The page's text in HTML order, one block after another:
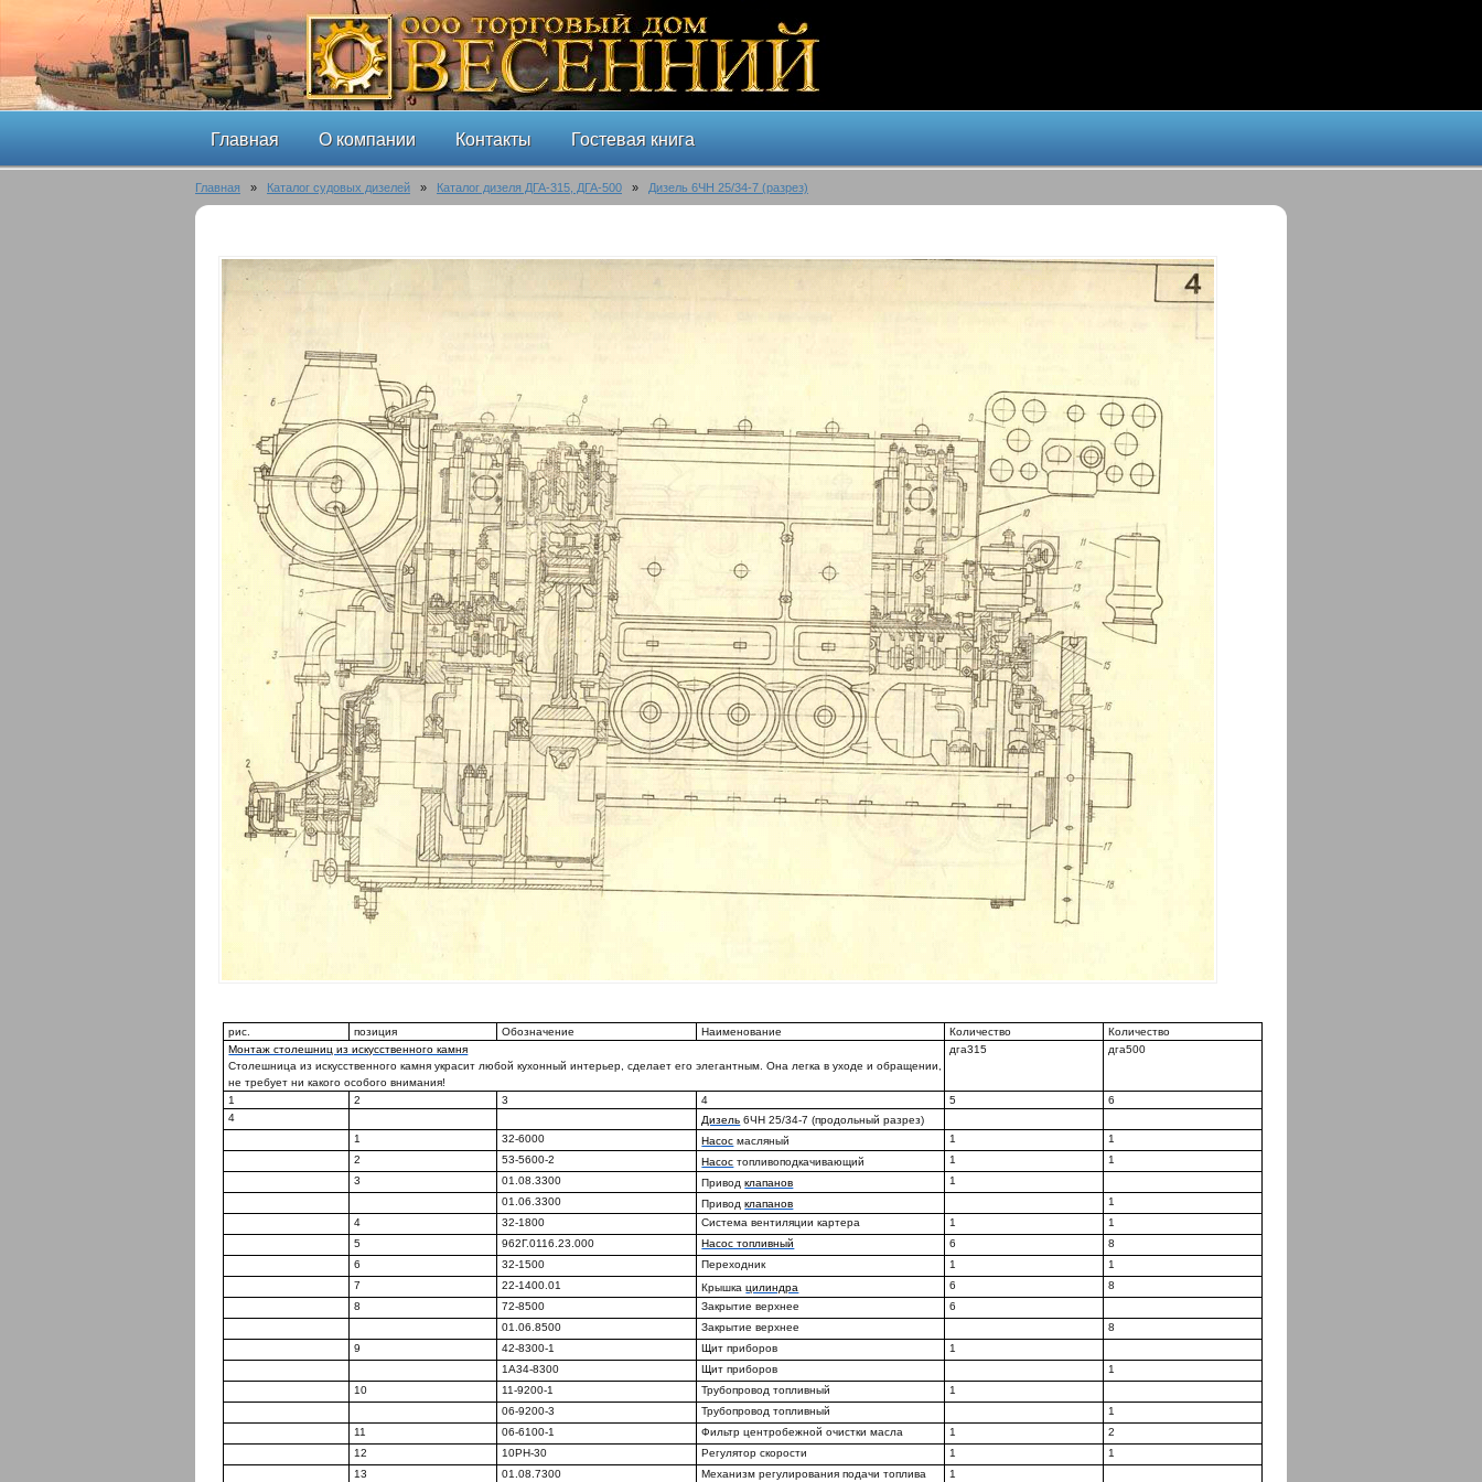
Главная О компании Контакты Гостевая книга
Главная » Каталог судовых дизелей » Каталог дизеля ДГА-315, ДГА-500 » Дизель 6ЧН 25/34-7 (разрез)
рис. позиция Обозначение Наименование Количество
Количество
Монтаж столешниц из искусственного камня
Столешница из искусственного камня украсит любой кухонный интерьер, сделает его элегантным. Она легка в уходе и обращении,
не требует ни какого особого внимания!
дга315 дга500
1 2 3 4 5
6
4
Дизель 6ЧН 25/34-7 (продольный разрез)
1
32-6000 Насос масляный 1
1
2
53-5600-2 Насос топливоподкачивающий 1
1
3
01.08.3300 Привод клапанов
1
01.06.3300
Привод клапанов
1
4
32-1800 Система вентиляции картера 1
1
5
962Г.0116.23.000 Насос топливный 6
8
6
32-1500 Переходник 1
1
7
22-1400.01 Крышка цилиндра 6
8
8
72-8500 Закрытие верхнее
6
01.06.8500
Закрытие верхнее
8
9
42-8300-1 Щит приборов
1
1А34-8300
Щит приборов
1
10
11-9200-1 Трубопровод топливный
1
06-9200-3
Трубопровод топливный
1
11
06-6100-1 Фильтр центробежной очистки масла 1
2
12
10РН-30 Регулятор скорости 1
1
13
01.08.7300 Механизм регулирования подачи топлива 1